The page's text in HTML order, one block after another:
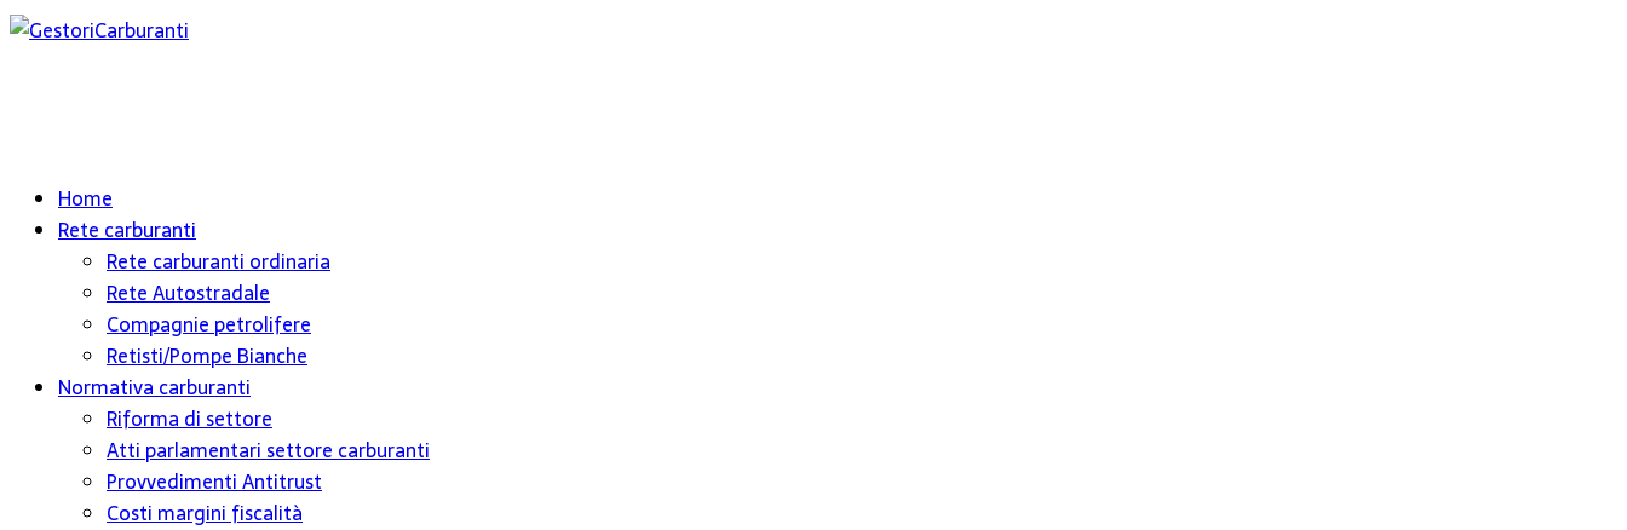
Home
Rete carburanti
Rete carburanti ordinaria
Rete Autostradale
Compagnie petrolifere
Retisti/Pompe Bianche
Normativa carburanti
Riforma di settore
Atti parlamentari settore carburanti
Provvedimenti Antitrust
Costi margini fiscalità